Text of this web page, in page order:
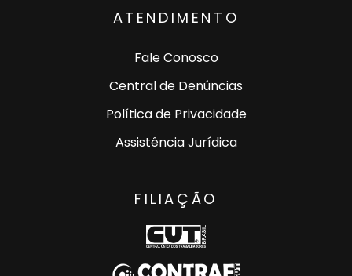
ATENDIMENTO
Fale Conosco
Central de Denúncias
Política de Privacidade
Assistência Jurídica
FILIAÇÃO